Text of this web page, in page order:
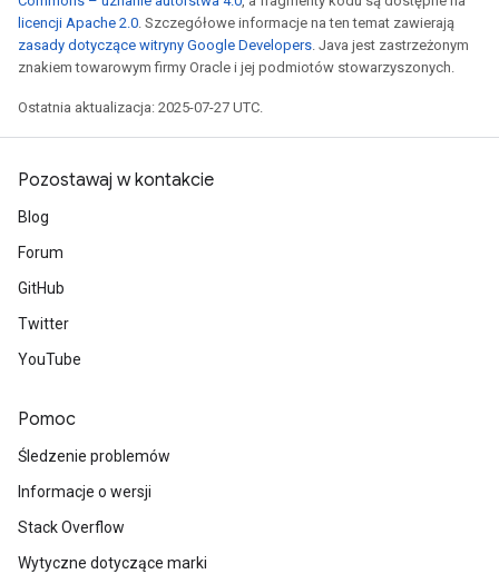
licencji Apache 2.0. Szczegółowe informacje na ten temat zawierają
zasady dotyczące witryny Google Developers. Java jest zastrzeżonym
znakiem towarowym firmy Oracle i jej podmiotów stowarzyszonych.
Ostatnia aktualizacja: 2025-07-27 UTC.
Pozostawaj w kontakcie
Blog
Forum
GitHub
Twitter
YouTube
Pomoc
Śledzenie problemów
Informacje o wersji
Stack Overflow
Wytyczne dotyczące marki